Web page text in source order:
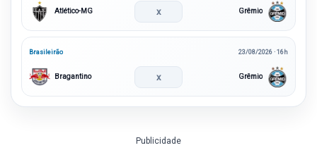
Atlético-MG x Grêmio
Brasileirão 23/08/2026 · 16h
Bragantino x Grêmio
Publicidade